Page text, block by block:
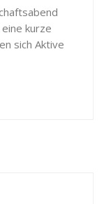
kurze
sich Aktive